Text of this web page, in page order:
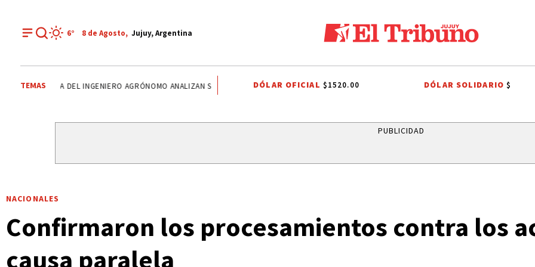
6° 8 de Agosto, Jujuy, Argentina
TEMASDÍA DEL INGENIERO AGRÓNOMO ANALIZAN SECTOR DERECHO TRIBUTARIO EL TRIBUNO POR LOS BARRIOS ONDA ESTUDIANTIL
DÓLAR OFICIAL $1520.00 DÓLAR SOLIDARIO$
PUBLICIDAD
NACIONALES
Confirmaron los procesamientos contra los
causa paralela